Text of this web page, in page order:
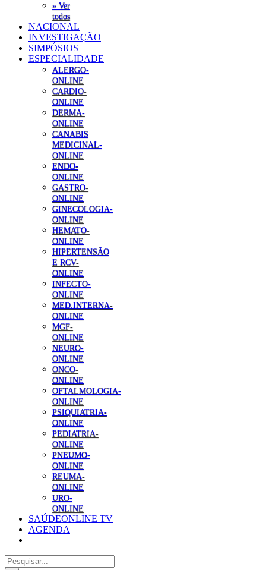
» Ver
todos
NACIONAL
INVESTIGAÇÃO
SIMPÓSIOS
ESPECIALIDADE
ALERGO-
ONLINE
CARDIO-
ONLINE
DERMA-
ONLINE
CANABIS
MEDICINAL-
ONLINE
ENDO-
ONLINE
GASTRO-
ONLINE
GINECOLOGIA-
ONLINE
HEMATO-
ONLINE
HIPERTENSÃO
E RCV-
ONLINE
INFECTO-
ONLINE
MED.INTERNA-
ONLINE
MGF-
ONLINE
NEURO-
ONLINE
ONCO-
ONLINE
OFTALMOLOGIA-
ONLINE
PSIQUIATRIA-
ONLINE
PEDIATRIA-
ONLINE
PNEUMO-
ONLINE
REUMA-
ONLINE
URO-
ONLINE
SAÚDEONLINE TV
AGENDA
Pesquisar